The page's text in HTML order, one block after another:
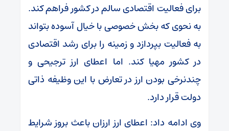
برای فعالیت اقتصادی سالم در کشور فراهم کند.
به نحوی که بخش خصوصی با خیال آسوده بتواند
به فعالیت بپردازد و زمینه را برای رشد اقتصادی
در کشور مهیا کند. اما اعطای ارز ترجیحی و
چندنرخی بودن ارز در تعارض با این وظیفه ذاتی
دولت قرار دارد.
وی ادامه داد: اعطای ارز ارزان باعث بروز شرایط